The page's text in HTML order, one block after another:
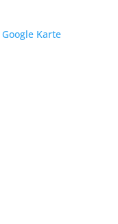
Google Karte